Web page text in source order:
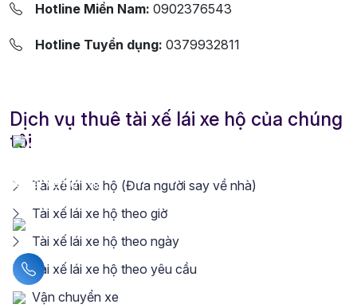
Hotline Miền Nam: 0902376543
Hotline Tuyển dụng: 0379932811
Dịch vụ thuê tài xế lái xe hộ của chúng
tôi
Tài xế lái xe hộ (Đưa người say về nhà)
Tài xế lái xe hộ theo giờ
Tài xế lái xe hộ theo ngày
Tài xế lái xe hộ theo yêu cầu
Vận chuyển xe
Liên hệ hotline